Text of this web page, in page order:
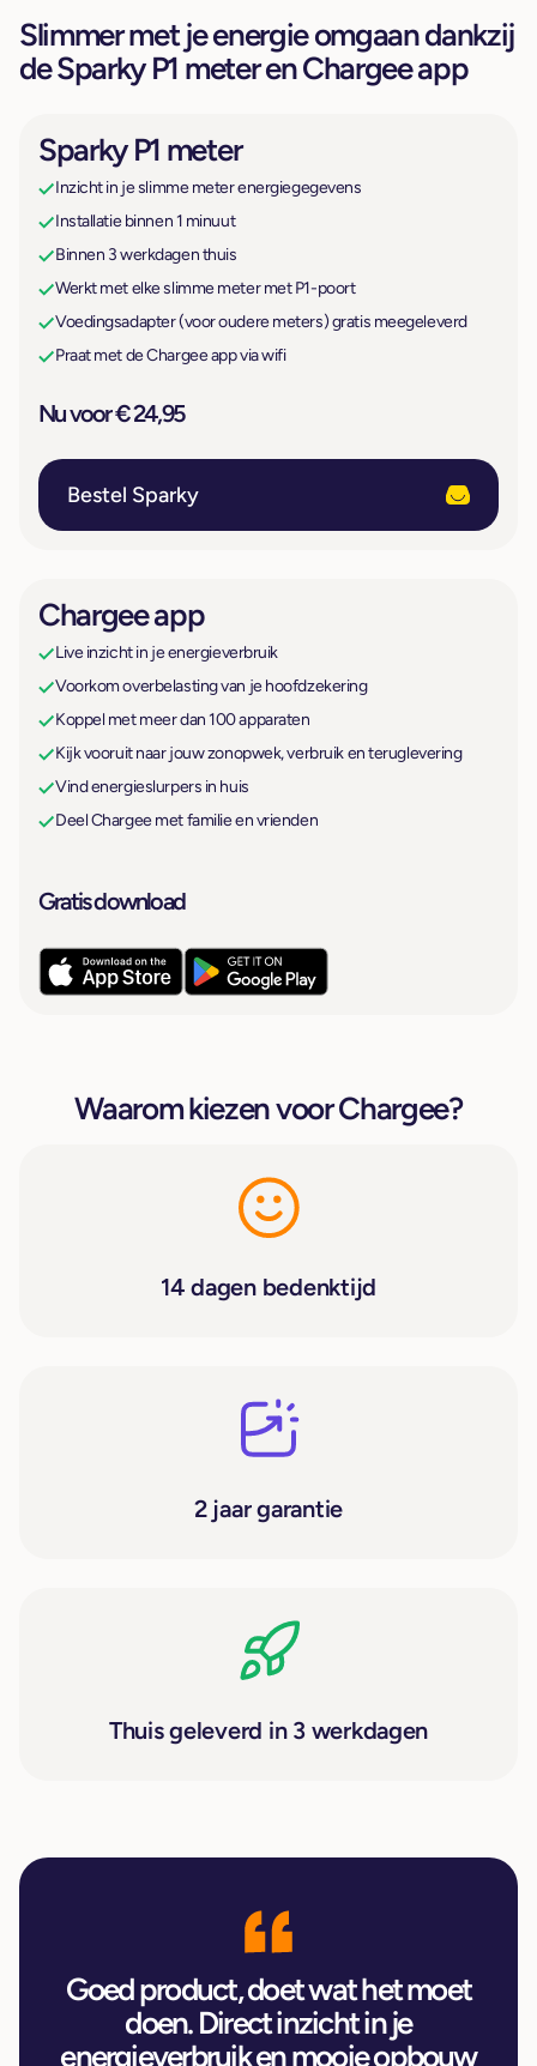
Slimmer met je energie omgaan dankzij
de Sparky P1 meter en Chargee app
Sparky P1 meter
Inzicht in je slimme meter energiegegevens
Installatie binnen 1 minuut
Binnen 3 werkdagen thuis
Werkt met elke slimme meter met P1-poort
Voedingsadapter (voor oudere meters) gratis meegeleverd
Praat met de Chargee app via wifi
Nu voor € 24,95
Bestel Sparky
Chargee app
Live inzicht in je energieverbruik
Voorkom overbelasting van je hoofdzekering
Koppel met meer dan 100 apparaten
Kijk vooruit naar jouw zonopwek, verbruik en teruglevering
Vind energieslurpers in huis
Deel Chargee met familie en vrienden
Gratis download
Waarom kiezen voor Chargee?
14 dagen bedenktijd
2 jaar garantie
Thuis geleverd in 3 werkdagen
Goed product, doet wat het moet
doen. Direct inzicht in je
energieverbruik en mooie opbouw